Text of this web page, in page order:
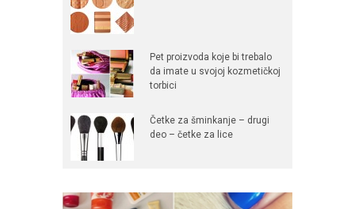
Pet proizvoda koje bi trebalo
da imate u svojoj kozmetičkoj
torbici
Četke za šminkanje – drugi
deo – četke za lice